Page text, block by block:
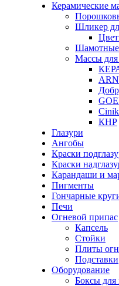
Керамические
Шликер
Массы для
КНР
Глазури
Ангобы
Краски
Краски
Карандаши и
Пигменты
Гончарные
Печи
Огневой припас
Капсель
Стойки
Плиты
Подставки
Оборудование
Боксы